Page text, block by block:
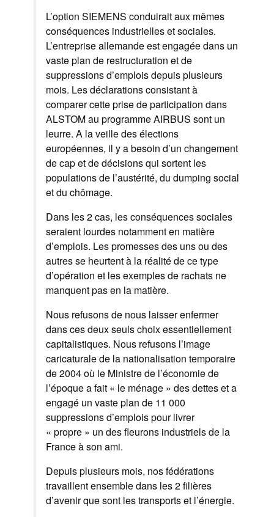
L’option SIEMENS conduirait aux mêmes
conséquences industrielles et sociales.
L’entreprise allemande est engagée dans un
vaste plan de restructuration et de
suppressions d’emplois depuis plusieurs
mois. Les déclarations consistant à
comparer cette prise de participation dans
ALSTOM au programme AIRBUS sont un
leurre. A la veille des élections
européennes, il y a besoin d’un changement
de cap et de décisions qui sortent les
populations de l’austérité, du dumping social
et du chômage.
Dans les 2 cas, les conséquences sociales
seraient lourdes notamment en matière
d’emplois. Les promesses des uns ou des
autres se heurtent à la réalité de ce type
d’opération et les exemples de rachats ne
manquent pas en la matière.
Nous refusons de nous laisser enfermer
dans ces deux seuls choix essentiellement
capitalistiques. Nous refusons l’image
caricaturale de la nationalisation temporaire
de 2004 où le Ministre de l’économie de
l’époque a fait « le ménage » des dettes et a
engagé un vaste plan de 11 000
suppressions d’emplois pour livrer
« propre » un des fleurons industriels de la
France à son ami.
Depuis plusieurs mois, nos fédérations
travaillent ensemble dans les 2 filières
d’avenir que sont les transports et l’énergie.